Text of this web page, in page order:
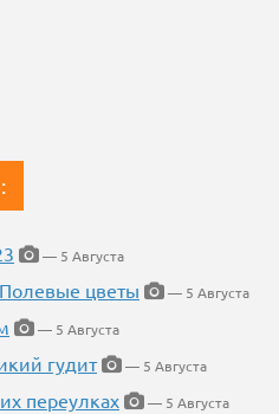
— 5 Августа
цветы
— 5 Августа
— 5 Августа
гудит
— 5 Августа
переулках
— 5 Августа